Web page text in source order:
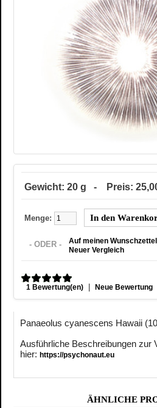
Gewicht: 20 g - Preis:
Menge:
- ODER -
Auf meinen Wunschzettel
Neuer Vergleich
1 Bewertung(en) | Neue Bewertung
Panaeolus cyanescens Hawaii
Ausführliche Beschreibungen zur
hier: https://psychonaut.eu
ÄHNLICHE